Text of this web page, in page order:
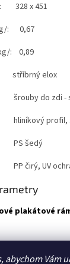
abychom Vám
: 328 x 451
: 0,67
: 0,89
elox
do zdi -
profil,
šedý
čirý, UV
plakátové